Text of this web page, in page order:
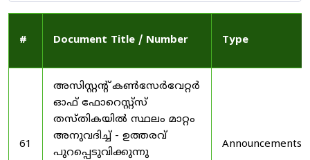
# Document Title / Number Type
61
അസിസ്റ്റന്റ് കൺസേർവേറ്റർ
ഓഫ് ഫോറെസ്റ്റ്സ്
തസ്തികയിൽ സ്ഥലം മാറ്റം
അനുവദിച്ച് - ഉത്തരവ്
പുറപ്പെടുവിക്കുന്നു
Announcements